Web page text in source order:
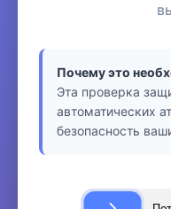
Почему это
Эта проверка
автоматических
безопасность